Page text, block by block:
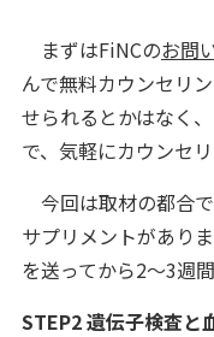
まずはFiNCのお問
んで無料カウンセリ
せられるとかはなく
で、気軽にカウンセ
今回は取材の都合
サプリメントがあり
を送ってから2～3週
STEP2 遺伝子検査と